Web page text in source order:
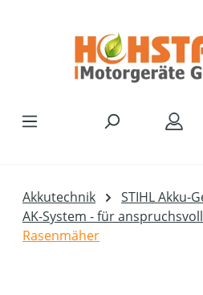
Akkutechnik
STIHL Akku-
AK-System - für
Rasenmäher